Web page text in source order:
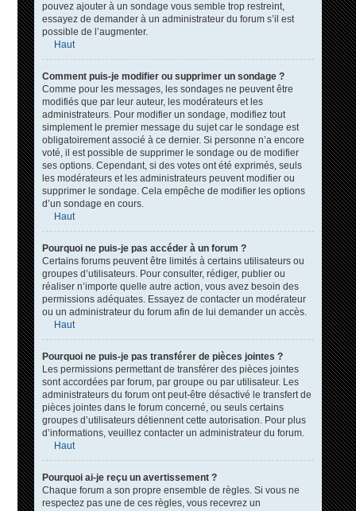
pouvez ajouter à un sondage vous semble trop restreint,
essayez de demander à un administrateur du forum s’il est
possible de l’augmenter.
Haut
Comment puis-je modifier ou supprimer un sondage ?
Comme pour les messages, les sondages ne peuvent être
modifiés que par leur auteur, les modérateurs et les
administrateurs. Pour modifier un sondage, modifiez tout
simplement le premier message du sujet car le sondage est
obligatoirement associé à ce dernier. Si personne n’a encore
voté, il est possible de supprimer le sondage ou de modifier
ses options. Cependant, si des votes ont été exprimés, seuls
les modérateurs et les administrateurs peuvent modifier ou
supprimer le sondage. Cela empêche de modifier les options
d’un sondage en cours.
Haut
Pourquoi ne puis-je pas accéder à un forum ?
Certains forums peuvent être limités à certains utilisateurs ou
groupes d’utilisateurs. Pour consulter, rédiger, publier ou
réaliser n’importe quelle autre action, vous avez besoin des
permissions adéquates. Essayez de contacter un modérateur
ou un administrateur du forum afin de lui demander un accès.
Haut
Pourquoi ne puis-je pas transférer de pièces jointes ?
Les permissions permettant de transférer des pièces jointes
sont accordées par forum, par groupe ou par utilisateur. Les
administrateurs du forum ont peut-être désactivé le transfert de
pièces jointes dans le forum concerné, ou seuls certains
groupes d’utilisateurs détiennent cette autorisation. Pour plus
d’informations, veuillez contacter un administrateur du forum.
Haut
Pourquoi ai-je reçu un avertissement ?
Chaque forum a son propre ensemble de règles. Si vous ne
respectez pas une de ces règles, vous recevrez un